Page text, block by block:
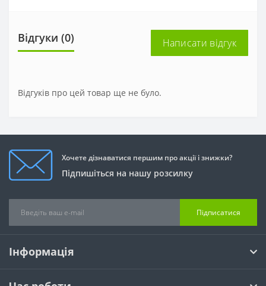
Відгуки (0) Написати відгук
Відгуків про цей товар ще не було.
Хочете дізнаватися першим про акції і знижки?
Підпишіться на нашу розсилку
Підписатися
Інформація